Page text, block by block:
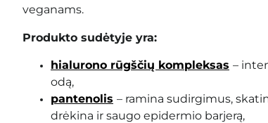
veganams.
Produkto sudėtyje yra:
hialurono rūgščių kompleksas –
odą,
pantenolis – ramina sudirgimus,
drėkina ir saugo epidermio barjerą,